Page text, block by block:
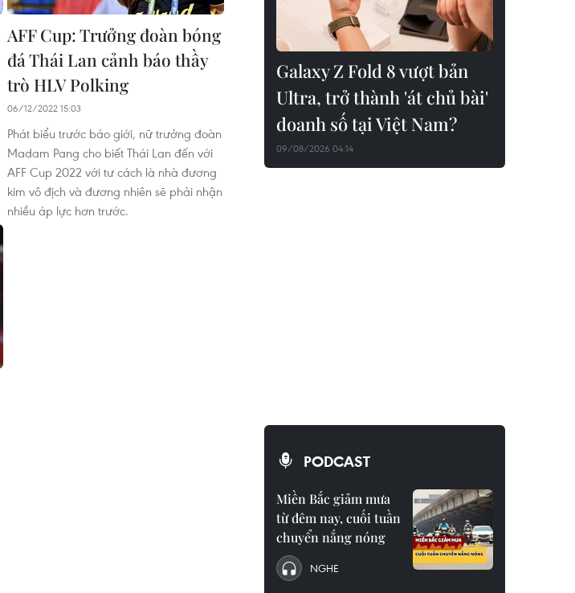
AFF Cup: Trưởng đoàn bóng
đá Thái Lan cảnh báo thầy
trò HLV Polking
06/12/2022 15:03
Phát biểu trước báo giới, nữ trưởng đoàn
Madam Pang cho biết Thái Lan đến với
AFF Cup 2022 với tư cách là nhà đương
kim vô địch và đương nhiên sẽ phải nhận
nhiều áp lực hơn trước.
Galaxy Z Fold 8 vượt bản
Ultra, trở thành 'át chủ bài'
doanh số tại Việt Nam?
09/08/2026 04:14
PODCAST
Miền Bắc giảm mưa
từ đêm nay, cuối tuần
chuyển nắng nóng
NGHE